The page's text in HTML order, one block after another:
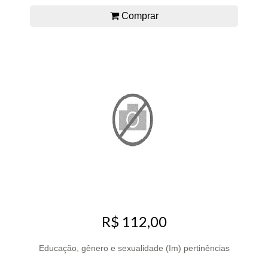
Comprar
R$ 112,00
Educação, gênero e sexualidade (Im) pertinências